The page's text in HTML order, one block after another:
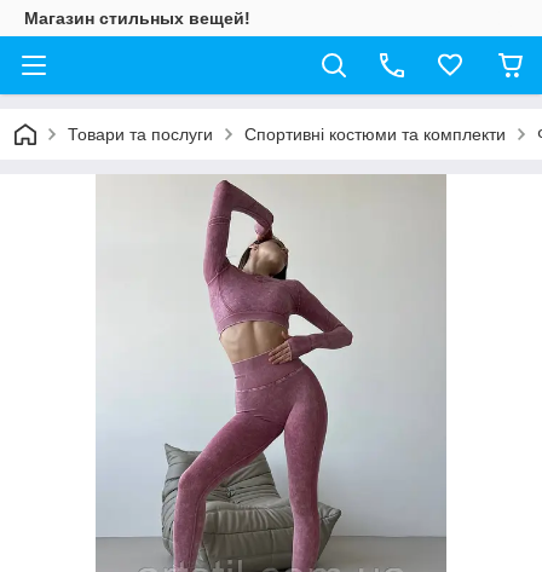
Магазин стильных вещей!
Товари та послуги Спортивні костюми та комплекти